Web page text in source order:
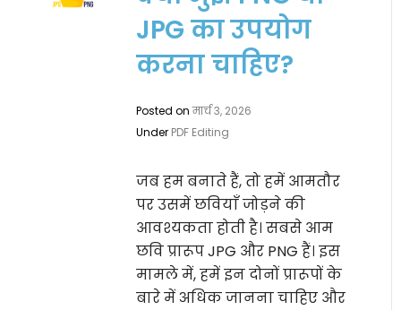
JPG का उपयोग
करना चाहिए?
Posted onमार्च 3, 2026
Under PDF Editing
जब हम बनाते हैं, तो हमें आमतौर
पर उसमें छवियाँ जोड़ने की
आवश्यकता होती है। सबसे आम
छवि प्रारूप JPG और PNG हैं। इस
मामले में, हमें इन दोनों प्रारूपों के
बारे में अधिक जानना चाहिए और